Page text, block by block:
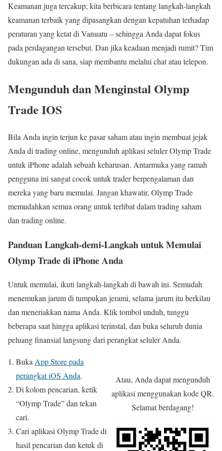
Keamanan juga tercakup; kita berbicara tentang langkah-langkah
keamanan terbaik yang dipasangkan dengan kepatuhan terhadap
peraturan yang ketat di Vanuatu – sehingga Anda dapat fokus
pada perdagangan tersebut. Dan jika keadaan menjadi rumit? Tim
dukungan ada di sana, siap membantu melalui chat atau telepon.
Mengunduh dan Menginstal Olymp
Trade IOS
Bila Anda ingin terjun ke pasar saham atau ingin membuat jejak
Anda di trading online, mengunduh aplikasi seluler Olymp Trade
untuk iPhone adalah sebuah keharusan. Antarmuka yang ramah
pengguna ini sangat cocok untuk trader berpengalaman dan
mereka yang baru memulai. Jangan khawatir, Olymp Trade
memudahkan semua orang untuk terlibat dalam trading saham
dan trading online.
Panduan Langkah-demi-Langkah untuk Memulai
Olymp Trade di iPhone Anda
Untuk memulai, ikuti langkah-langkah di bawah ini. Semudah
menemukan jarum di tumpukan jerami, selama jarum itu berkilau
dan meneriakkan nama Anda. Klik tombol unduh, tunggu
beberapa saat hingga aplikasi terinstal, dan buka seluruh dunia
peluang finansial langsung dari perangkat seluler Anda.
BukaApp Store pada
perangkat iOS Anda.
Di kolom pencarian, ketik
“Olymp Trade” dan tekan
cari.
Cari aplikasi Olymp Trade di
hasil pencarian dan ketuk di
Atau, Anda dapat mengunduh
aplikasi menggunakan kode QR.
Selamat berdagang!